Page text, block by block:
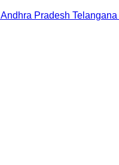
Andhra Pradesh Telangana